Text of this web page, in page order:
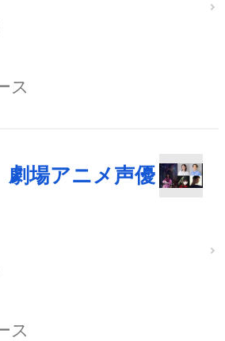
ス
劇場アニメ声優
ス